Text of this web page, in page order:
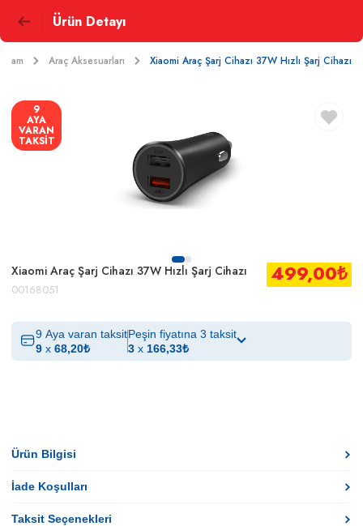
Ürün Detayı
Araç Aksesuarları Xiaomi Araç Şarj Cihazı 37W Hızlı Şarj Cihazı
9
AYA
VARAN
TAKSİT
Xiaomi Araç Şarj Cihazı 37W Hızlı Şarj Cihazı
00168051
499,00₺
9 Aya varan taksit
9 x 68,20₺
Peşin fiyatına 3 taksit
3 x 166,33₺
Ürün Bilgisi
İade Koşulları
Taksit Seçenekleri